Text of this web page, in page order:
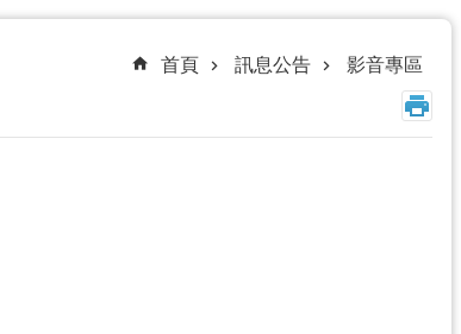
首頁 訊息公告 影音專區